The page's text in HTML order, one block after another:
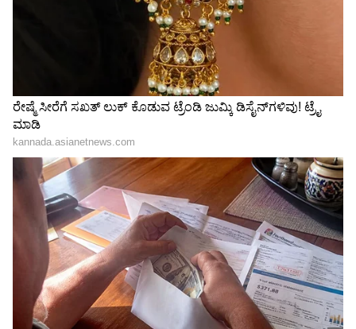
ಐಪಿಎಲ್‌ನಲ್ಲಿ ಇಲ್ಲ, ಪಾಕಿಸ್ತಾನ ರಸ್ತೆಯಲ್ಲಿ ಶೆಲ್ವಾರ್
ಕಮೀಜ್ ತೊಟ್ಟು ತಿರುಗಾಡುತ್ತಿರುವ ಮ್ಯಾಕ್ಸ್‌ವೆಲ್
ಕೊಹ್ಲಿ ಜೊತೆ ಕ್ರಿಕೆಟ್ ಆಡಿ ವಿಶ್ವಕಪ್ ಟ್ರೋಫಿ ಗೆದ್ದ
ಕ್ರಿಕೆಟರ್ ಐಪಿಎಲ್‌ನಲ್ಲಿ ಈಗ ಅಂಪೈರ್
3
6
Image Credit :Our Own
ಲೈಂಗಿಕ ಕಿರುಕಳ ಮೂಲಕ ಟ್ರಾಪ್
ಹೊಟೆಲ್ ರೂಂಗೆ ಯುವತಿಯರನ್ನು ಕಳುಹಿಸಿ ಲೈಂಗಿಕತೆಯಲ್ಲಿ